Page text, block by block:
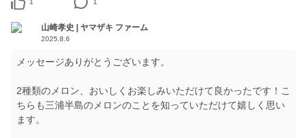
1 1
山崎孝史 | ヤマザキ ファーム
2025.8.6
メッセージありがとうございます。
2種類のメロン、おいしくお楽しみいただけて良かったです！こ
ちらも三浦半島のメロンのことを知っていただけて嬉しく思い
ます。